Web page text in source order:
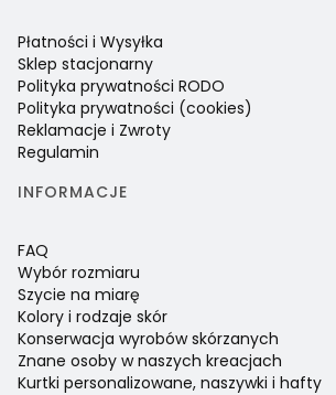
Płatności i Wysyłka
Sklep stacjonarny
Polityka prywatności RODO
Polityka prywatności (cookies)
Reklamacje i Zwroty
Regulamin
INFORMACJE
FAQ
Wybór rozmiaru
Szycie na miarę
Kolory i rodzaje skór
Konserwacja wyrobów skórzanych
Znane osoby w naszych kreacjach
Kurtki personalizowane, naszywki i hafty